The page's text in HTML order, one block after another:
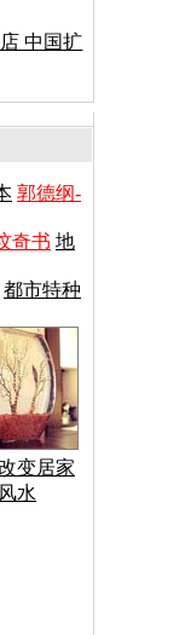
中国扩
郭德纲-
奇书 地
都市特种
变居家
风水